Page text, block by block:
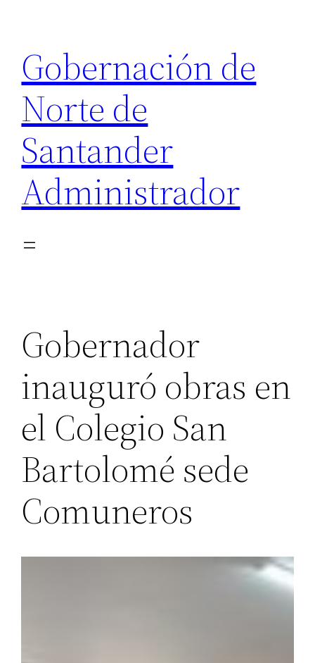
contenido
Gobernación de
Norte de
Santander
Administrador
Gobernador
inauguró obras en
el Colegio San
Bartolomé sede
Comuneros